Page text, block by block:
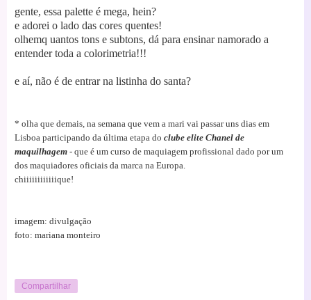
gente, essa palette é mega, hein?
e adorei o lado das cores quentes!
olhemq uantos tons e subtons, dá para ensinar namorado a
entender toda a colorimetria!!!
e aí, não é de entrar na listinha do santa?
* olha que demais, na semana que vem a mari vai passar uns dias em
Lisboa participando da última etapa do clube elite Chanel de
maquilhagem - que é um curso de maquiagem profissional dado por um
dos maquiadores oficiais da marca na Europa.
chiiiiiiiiiiiique!
imagem: divulgação
foto: mariana monteiro
Compartilhar